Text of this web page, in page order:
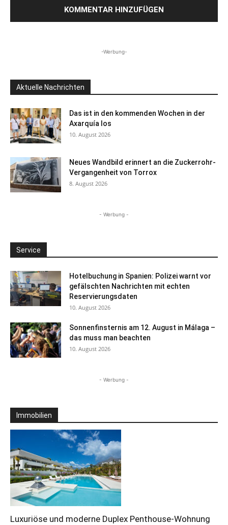
-Werbung-
Aktuelle Nachrichten
Das ist in den kommenden Wochen in der
Axarquía los
10. August 2026
Neues Wandbild erinnert an die Zuckerrohr-
Vergangenheit von Torrox
8. August 2026
- Werbung -
Service
Hotelbuchung in Spanien: Polizei warnt vor
gefälschten Nachrichten mit echten
Reservierungsdaten
10. August 2026
Sonnenfinsternis am 12. August in Málaga –
das muss man beachten
10. August 2026
- Werbung -
Immobilien
Luxuriöse und moderne Duplex Penthouse-Wohnung